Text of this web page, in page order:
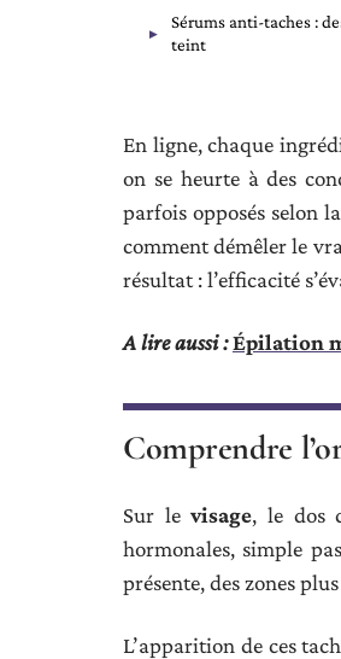
Sérums anti-taches :
teint
En ligne, chaque
on se heurte à des
parfois opposés selon
comment démêler le
résultat : l’efficacité
A lire aussi :Épilation
Comprendre
Sur levisage, le dos
hormonales, simple
présente, des zones
L’apparition de ces